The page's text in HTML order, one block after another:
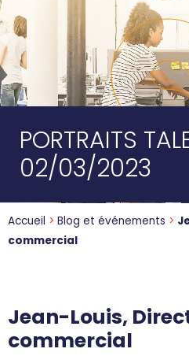
PORTRAITS
02/03/2023
Accueil > Blog et événements >
commercial
Jean-Louis,
commercial